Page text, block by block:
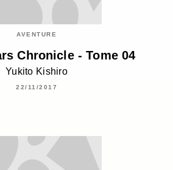
AVENTURE
Chronicle - Tome 04
Yukito Kishiro
22/11/2017